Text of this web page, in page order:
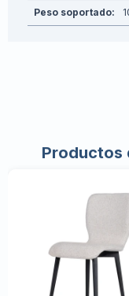
Peso soportado
Productos